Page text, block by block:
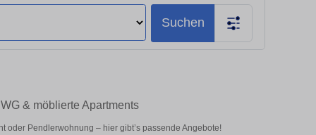
Suchen
& möblierte Apartments
oder Pendlerwohnung – hier gibt’s passende Angebote!